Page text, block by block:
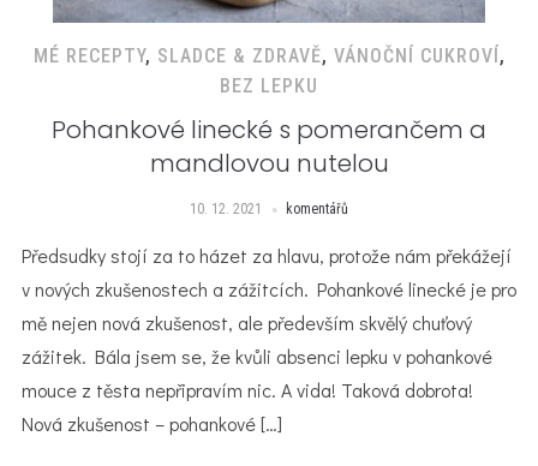
MÉ RECEPTY, SLADCE & ZDRAVĚ, VÁNOČNÍ CUKROVÍ,
BEZ LEPKU
Pohankové linecké s pomerančem a
mandlovou nutelou
10. 12. 2021 komentářů
Předsudky stojí za to házet za hlavu, protože nám překážejí
v nových zkušenostech a zážitcích. Pohankové linecké je pro
mě nejen nová zkušenost, ale především skvělý chuťový
zážitek. Bála jsem se, že kvůli absenci lepku v pohankové
mouce z těsta nepřipravím nic. A vida! Taková dobrota!
Nová zkušenost – pohankové […]